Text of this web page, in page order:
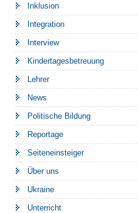
Inklusion
Integration
Interview
Kindertagesbetreuung
Lehrer
News
Politische Bildung
Reportage
Seiteneinsteiger
Über uns
Ukraine
Unterricht